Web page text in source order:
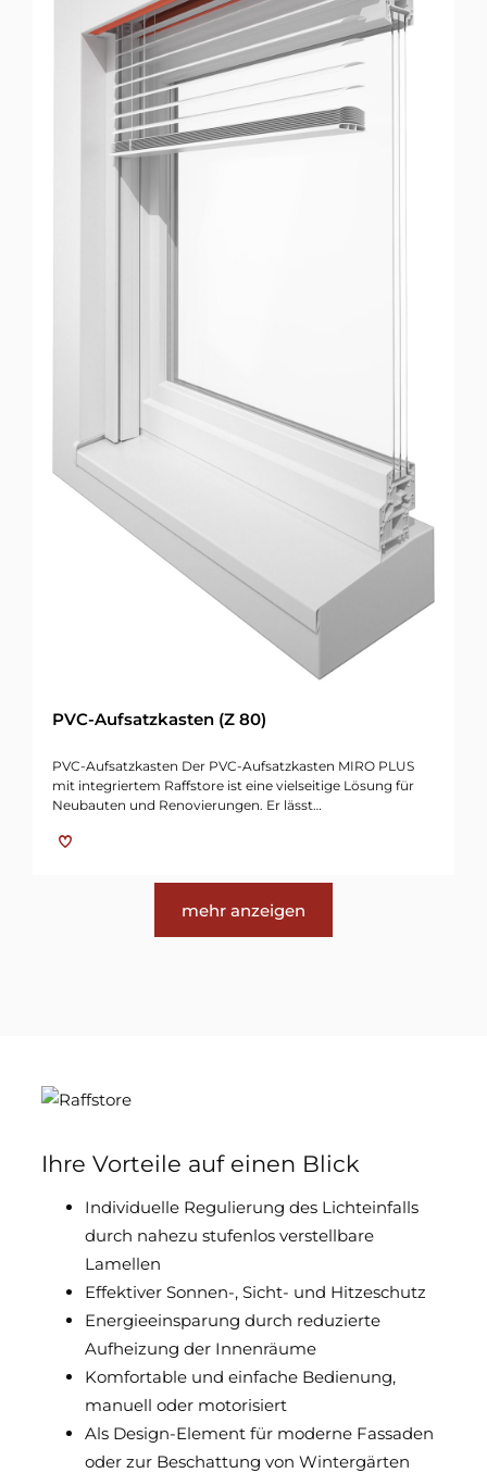
PVC-Aufsatzkasten (Z 80)
PVC-Aufsatzkasten Der PVC-Aufsatzkasten MIRO PLUS
mit integriertem Raffstore ist eine vielseitige Lösung für
Neubauten und Renovierungen. Er lässt…
mehr anzeigen
Ihre Vorteile auf einen Blick
Individuelle Regulierung des Lichteinfalls
durch nahezu stufenlos verstellbare
Lamellen
Effektiver Sonnen-, Sicht- und Hitzeschutz
Energieeinsparung durch reduzierte
Aufheizung der Innenräume
Komfortable und einfache Bedienung,
manuell oder motorisiert
Als Design-Element für moderne Fassaden
oder zur Beschattung von Wintergärten